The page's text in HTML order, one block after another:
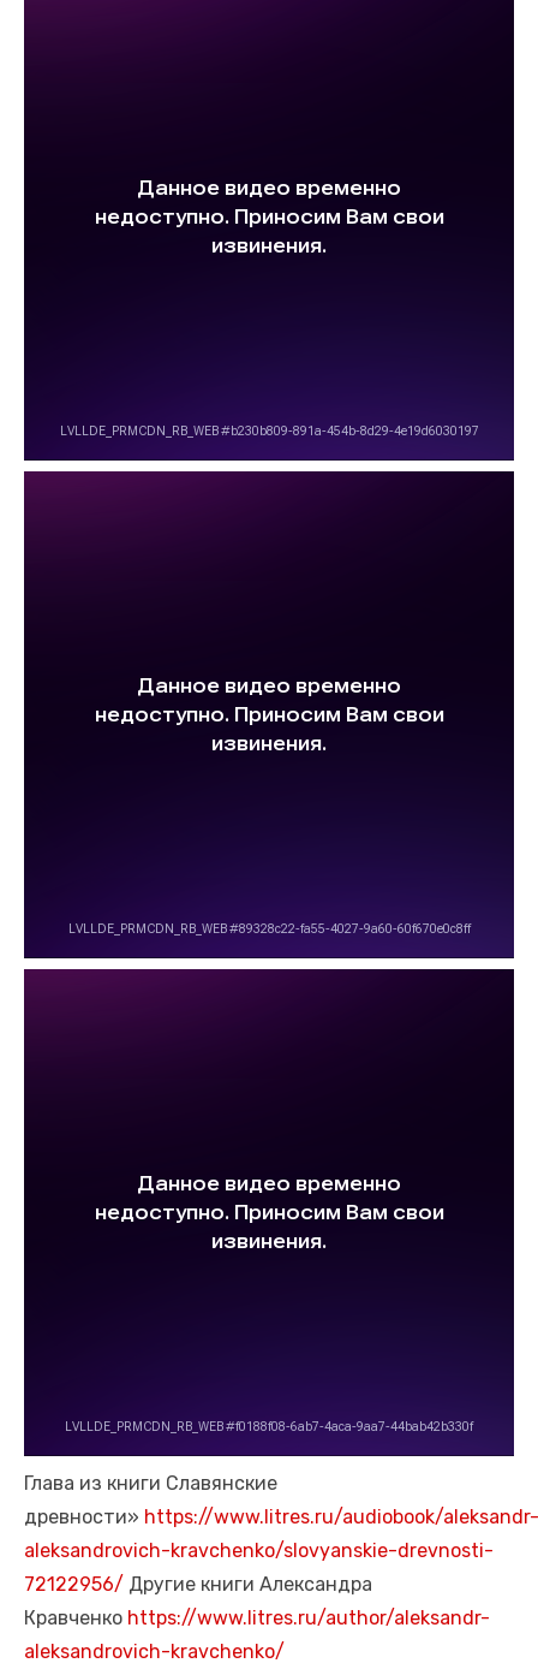
Глава из книги Славянские
древности» https://www.litres.ru/audiobook/aleksandr-
aleksandrovich-kravchenko/slovyanskie-drevnosti-
72122956/ Другие книги Александра
Кравченко https://www.litres.ru/author/aleksandr-
aleksandrovich-kravchenko/